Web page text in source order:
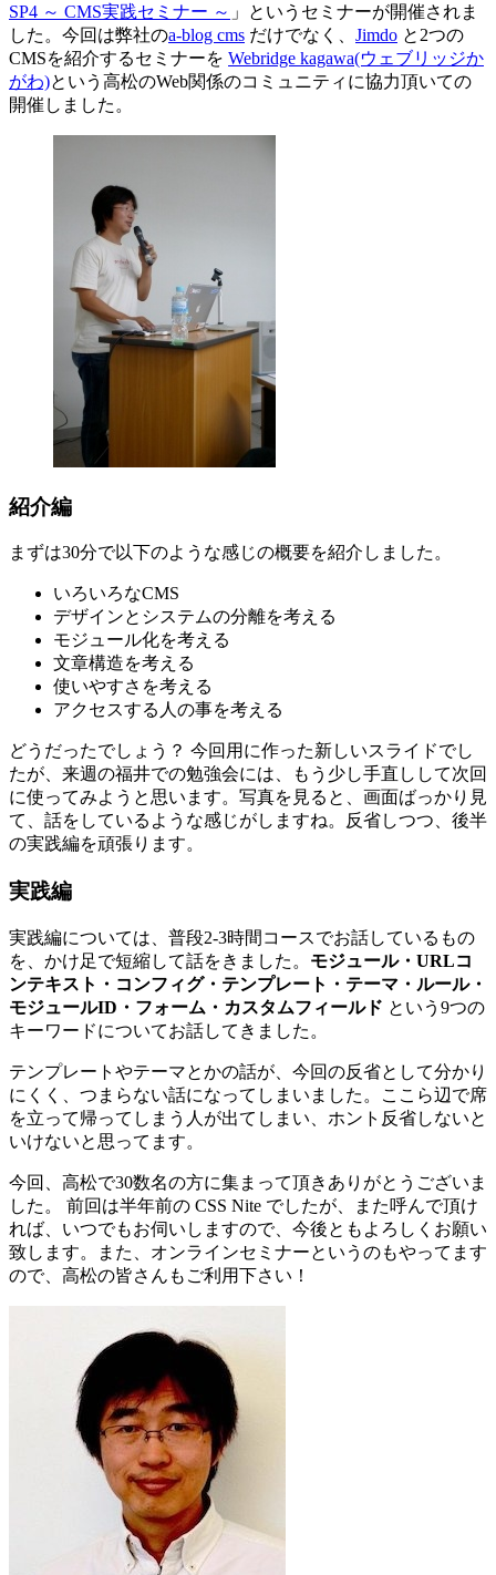
SP4 ～ CMS実践セミナー ～ 」というセミナーが開催されま
した。今回は弊社のa-blog cms だけでなく、 Jimdo と2つの
CMSを紹介するセミナーを Webridge kagawa(ウェブリッジか
がわ)という高松のWeb関係のコミュニティに協力頂いての
開催しました。
紹介編
まずは30分で以下のような感じの概要を紹介しました。
いろいろなCMS
デザインとシステムの分離を考える
モジュール化を考える
文章構造を考える
使いやすさを考える
アクセスする人の事を考える
どうだったでしょう？ 今回用に作った新しいスライドでし
たが、来週の福井での勉強会には、もう少し手直しして次回
に使ってみようと思います。写真を見ると、画面ばっかり見
て、話をしているような感じがしますね。反省しつつ、後半
の実践編を頑張ります。
実践編
実践編については、普段2-3時間コースでお話しているもの
を、かけ足で短縮して話をきました。 モジュール・URLコ
ンテキスト・コンフィグ・テンプレート・テーマ・ルール・
モジュールID・フォーム・カスタムフィールド という9つの
キーワードについてお話してきました。
テンプレートやテーマとかの話が、今回の反省として分かり
にくく、つまらない話になってしまいました。ここら辺で席
を立って帰ってしまう人が出てしまい、ホント反省しないと
いけないと思ってます。
今回、高松で30数名の方に集まって頂きありがとうございま
した。 前回は半年前の CSS Nite でしたが、また呼んで頂け
れば、いつでもお伺いしますので、今後ともよろしくお願い
致します。また、オンラインセミナーというのもやってます
ので、高松の皆さんもご利用下さい！